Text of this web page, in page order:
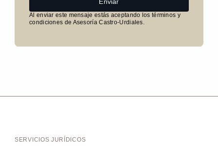
Al enviar este mensaje estás aceptando los términos y
condiciones de Asesoría Castro-Urdiales.
SERVICIOS JURÍDICOS